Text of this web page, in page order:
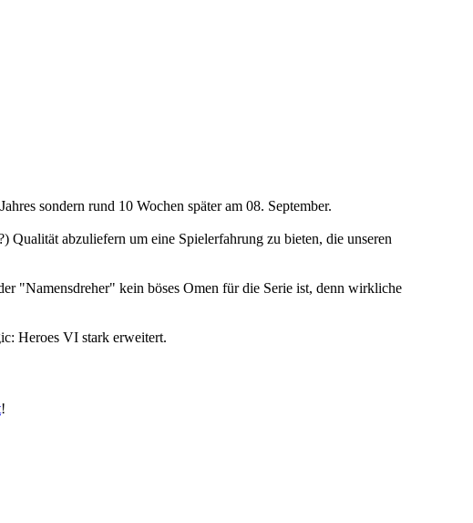
sondern rund 10 Wochen später am 08. September.
Qualität abzuliefern um eine Spielerfahrung zu bieten, die unseren
"Namensdreher" kein böses Omen für die Serie ist, denn wirkliche
Heroes VI stark erweitert.
!